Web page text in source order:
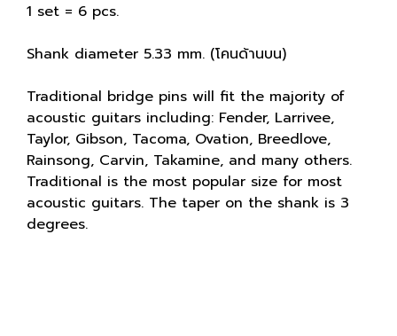
1 set = 6 pcs.
Shank diameter 5.33 mm. (โคนด้านบน)
Traditional bridge pins will fit the majority of
acoustic guitars including: Fender, Larrivee,
Taylor, Gibson, Tacoma, Ovation, Breedlove,
Rainsong, Carvin, Takamine, and many others.
Traditional is the most popular size for most
acoustic guitars. The taper on the shank is 3
degrees.